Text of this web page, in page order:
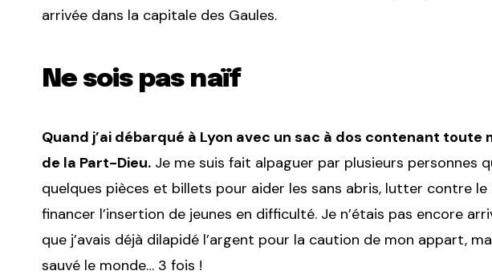
arrivée dans la capitale des Gaules.
Ne sois pas naïf
Quand j’ai débarqué à Lyon avec un sac à dos contenant toute
de la Part-Dieu. Je me suis fait alpaguer par plusieurs personnes
quelques pièces et billets pour aider les sans abris, lutter contre
financer l’insertion de jeunes en difficulté. Je n’étais pas encore
que j’avais déjà dilapidé l’argent pour la caution de mon appart,
sauvé le monde… 3 fois !